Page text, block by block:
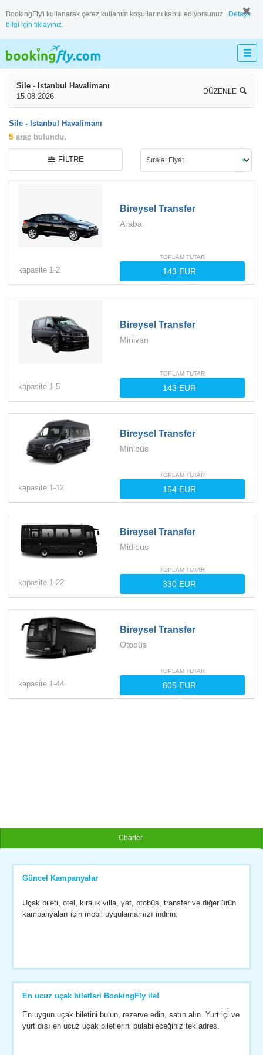
BookingFly'i kullanarak çerez kullanım koşullarını kabul ediyorsunuz. Detaylı
bilgi için tıklayınız.
Sile - Istanbul Havalimanı
15.08.2026
DÜZENLE
Sile - Istanbul Havalimanı
5 araç bulundu.
FILTRE
Bireysel Transfer
Araba
kapasite 1-2
TOPLAM TUTAR
Bireysel Transfer
Minivan
kapasite 1-5
TOPLAM TUTAR
Bireysel Transfer
Minibüs
kapasite 1-12
TOPLAM TUTAR
Bireysel Transfer
Midibüs
kapasite 1-22
TOPLAM TUTAR
Bireysel Transfer
Otobüs
kapasite 1-44
TOPLAM TUTAR
Charter
Güncel Kampanyalar
Uçak bileti, otel, kiralık villa, yat, otobüs, transfer ve diğer ürün
kampanyaları için mobil uygulamamızı indirin.
En ucuz uçak biletleri BookingFly ile!
En uygun uçak biletini bulun, rezerve edin, satın alın. Yurt içi ve
yurt dışı en ucuz uçak biletlerini bulabileceğiniz tek adres.